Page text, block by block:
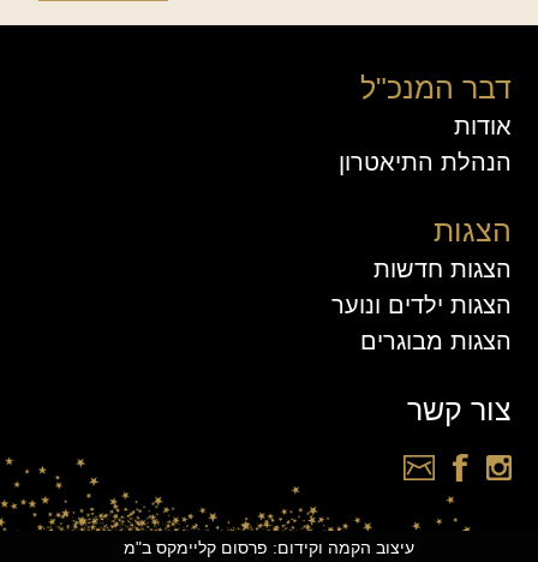
דבר המנכ"ל
אודות
הנהלת התיאטרון
הצגות
הצגות חדשות
הצגות ילדים ונוער
הצגות מבוגרים
צור קשר
עיצוב הקמה וקידום: פרסום קליימקס ב"מ